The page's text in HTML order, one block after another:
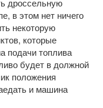
дроссельную
в этом нет ничего
некоторую
которые
подачи топлива
будет в должной
положения
и машина